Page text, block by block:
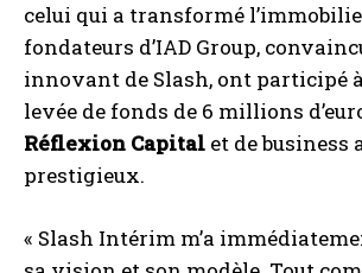
celui qui a transformé
fondateurs d’IAD Group,
innovant de Slash, ont participé
levée de fonds de 6 millions
Réflexion Capital et de business
prestigieux.
« Slash Intérim m’a